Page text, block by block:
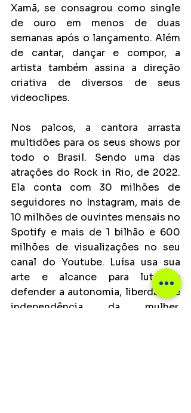
Xamã, se consagrou como single
de ouro em menos de duas
semanas após o lançamento. Além
de cantar, dançar e compor, a
artista também assina a direção
criativa de diversos de seus
videoclipes.
Nos palcos, a cantora arrasta
multidões para os seus shows por
todo o Brasil. Sendo uma das
atrações do Rock in Rio, de 2022.
Ela conta com 30 milhões de
seguidores no Instagram, mais de
10 milhões de ouvintes mensais no
Spotify e mais de 1 bilhão e 600
milhões de visualizações no seu
canal do Youtube. Luísa usa sua
arte e alcance para lutar e
defender a autonomia, liberdade e
independência da mulher,